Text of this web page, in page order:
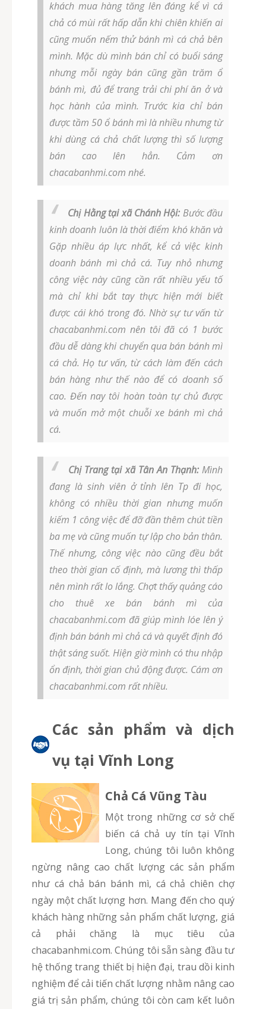
khách mua hàng tăng lên đáng kể vì cá
chả có mùi rất hấp dẫn khi chiên khiến ai
cũng muốn nếm thử bánh mì cá chả bên
mình. Mặc dù mình bán chỉ có buổi sáng
nhưng mỗi ngày bán cũng gần trăm ổ
bánh mì, đủ để trang trải chi phí ăn ở và
học hành của mình. Trước kia chỉ bán
được tầm 50 ổ bánh mì là nhiều nhưng từ
khi dùng cá chả chất lượng thì số lượng
bán cao lên hẳn. Cảm ơn
chacabanhmi.com nhé.
Chị Hằng tại xã Chánh Hội: Bước đầu
kinh doanh luôn là thời điểm khó khăn và
Gặp nhiều áp lực nhất, kể cả việc kinh
doanh bánh mì chả cá. Tuy nhỏ nhưng
công việc này cũng cần rất nhiều yếu tố
mà chỉ khi bắt tay thực hiện mới biết
được cái khó trong đó. Nhờ sự tư vấn từ
chacabanhmi.com nên tôi đã có 1 bước
đầu dễ dàng khi chuyển qua bán bánh mì
cá chả. Họ tư vấn, từ cách làm đến cách
bán hàng như thế nào để có doanh số
cao. Đến nay tôi hoàn toàn tự chủ được
và muốn mở một chuỗi xe bánh mì chả
cá.
Chị Trang tại xã Tân An Thạnh:Mình
đang là sinh viên ở tỉnh lên Tp đi học,
không có nhiều thời gian nhưng muốn
kiếm 1 công việc để đỡ đần thêm chút tiền
ba mẹ và cũng muốn tự lập cho bản thân.
Thế nhưng, công việc nào cũng đều bắt
theo thời gian cố định, mà lương thì thấp
nên mình rất lo lắng. Chợt thấy quảng cáo
cho thuê xe bán bánh mì của
chacabanhmi.com đã giúp mình lóe lên ý
định bán bánh mì chả cá và quyết định đó
thật sáng suốt. Hiện giờ mình có thu nhập
ổn định, thời gian chủ động được. Cám ơn
chacabanhmi.com rất nhiều.
Các sản phẩm và dịch
vụ tại Vĩnh Long
Chả Cá Vũng Tàu
Một trong những cơ sở chế
biến cá chả uy tín tại Vĩnh
Long, chúng tôi luôn không
ngừng nâng cao chất lượng các sản phẩm
như cá chả bán bánh mì, cá chả chiên chợ
ngày một chất lượng hơn. Mang đến cho quý
khách hàng những sản phẩm chất lượng, giá
cả phải chăng là mục tiêu của
chacabanhmi.com. Chúng tôi sẵn sàng đầu tư
hệ thống trang thiết bị hiện đại, trau dồi kinh
nghiệm để cải tiến chất lượng nhằm nâng cao
giá trị sản phẩm, chúng tôi còn cam kết luôn